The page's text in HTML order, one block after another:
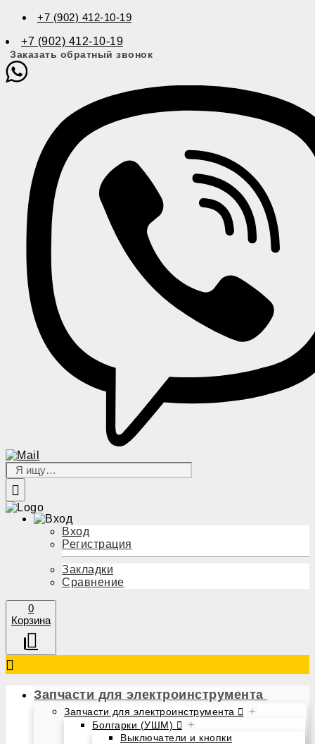
+7 (902) 412-10-19
+7 (902) 412-10-19
Заказать обратный звонок
Вход
Регистрация
Закладки
Сравнение
0
Корзина
Запчасти для электроинструмента
Запчасти для электроинструмента +
Болгарки (УШМ) +
Выключатели и кнопки